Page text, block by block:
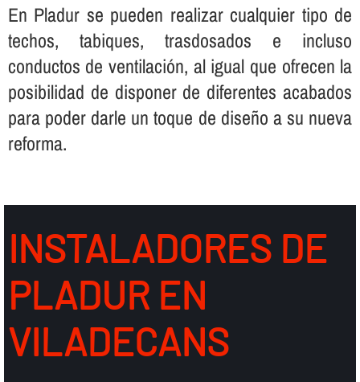
En Pladur se pueden realizar cualquier tipo de
techos, tabiques, trasdosados e incluso
conductos de ventilación, al igual que ofrecen la
posibilidad de disponer de diferentes acabados
para poder darle un toque de diseño a su nueva
reforma.
INSTALADORES DE
PLADUR EN
VILADECANS